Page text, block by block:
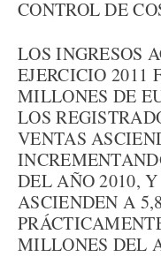
CONTROL DE
LOS INGRESOS
EJERCICIO 2011
MILLONES DE
LOS
VENTAS
DEL AÑO 2010, Y
ASCIENDEN A
MILLONES DEL